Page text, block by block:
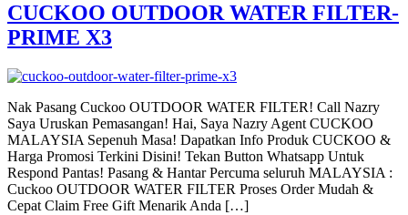
CUCKOO OUTDOOR WATER FILTER-
PRIME X3
Nak Pasang Cuckoo OUTDOOR WATER FILTER! Call Nazry
Saya Uruskan Pemasangan! Hai, Saya Nazry Agent CUCKOO
MALAYSIA Sepenuh Masa! Dapatkan Info Produk CUCKOO &
Harga Promosi Terkini Disini! Tekan Button Whatsapp Untuk
Respond Pantas! Pasang & Hantar Percuma seluruh MALAYSIA :
Cuckoo OUTDOOR WATER FILTER Proses Order Mudah &
Cepat Claim Free Gift Menarik Anda […]